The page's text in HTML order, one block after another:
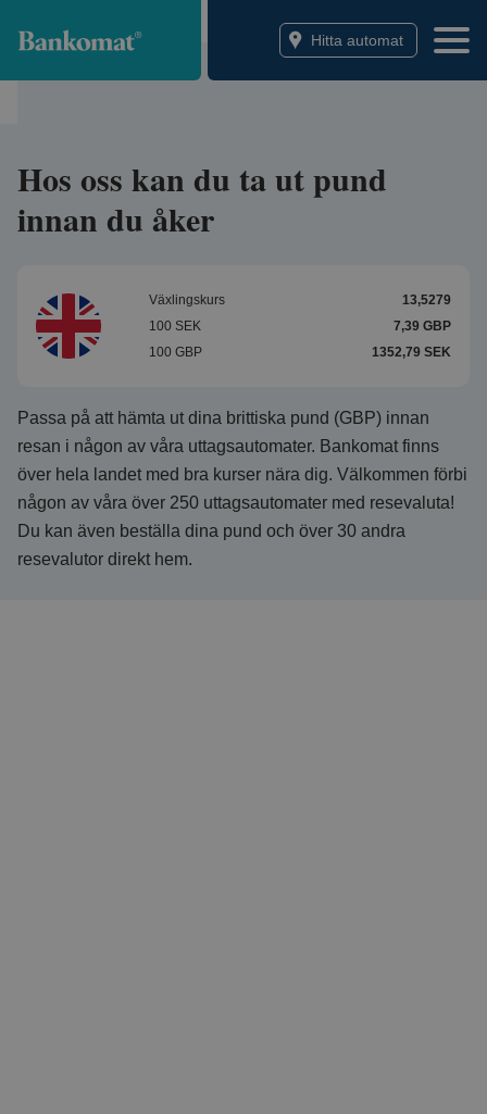
Bankomat Hitta automat
Hos oss kan du ta ut pund
innan du åker
Växlingskurs
13,5279
100 SEK
7,39 GBP
100 GBP
1352,79 SEK
Passa på att hämta ut dina brittiska pund (GBP) innan
resan i någon av våra uttagsautomater. Bankomat finns
över hela landet med bra kurser nära dig. Välkommen förbi
någon av våra över 250 uttagsautomater med resevaluta!
Du kan även beställa dina pund och över 30 andra
resevalutor direkt hem.